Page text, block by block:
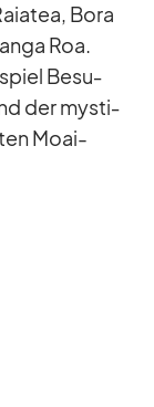
Bora
Roa.
Be­su­
der mys­ti­
Moai-